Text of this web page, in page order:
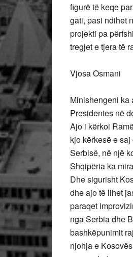
figurë të keqe
gati, pasi ndihet
projekti pa
tregjet e tjera të
Vjosa Osmani
Minishengeni ka
Presidentes në
Ajo i kërkoi
kjo kërkesë e
Serbisë, në një
Shqipëria ka
Dhe sigurisht
dhe ajo të lihet
paraqet
nga Serbia dhe
bashkëpunimit
njohja e